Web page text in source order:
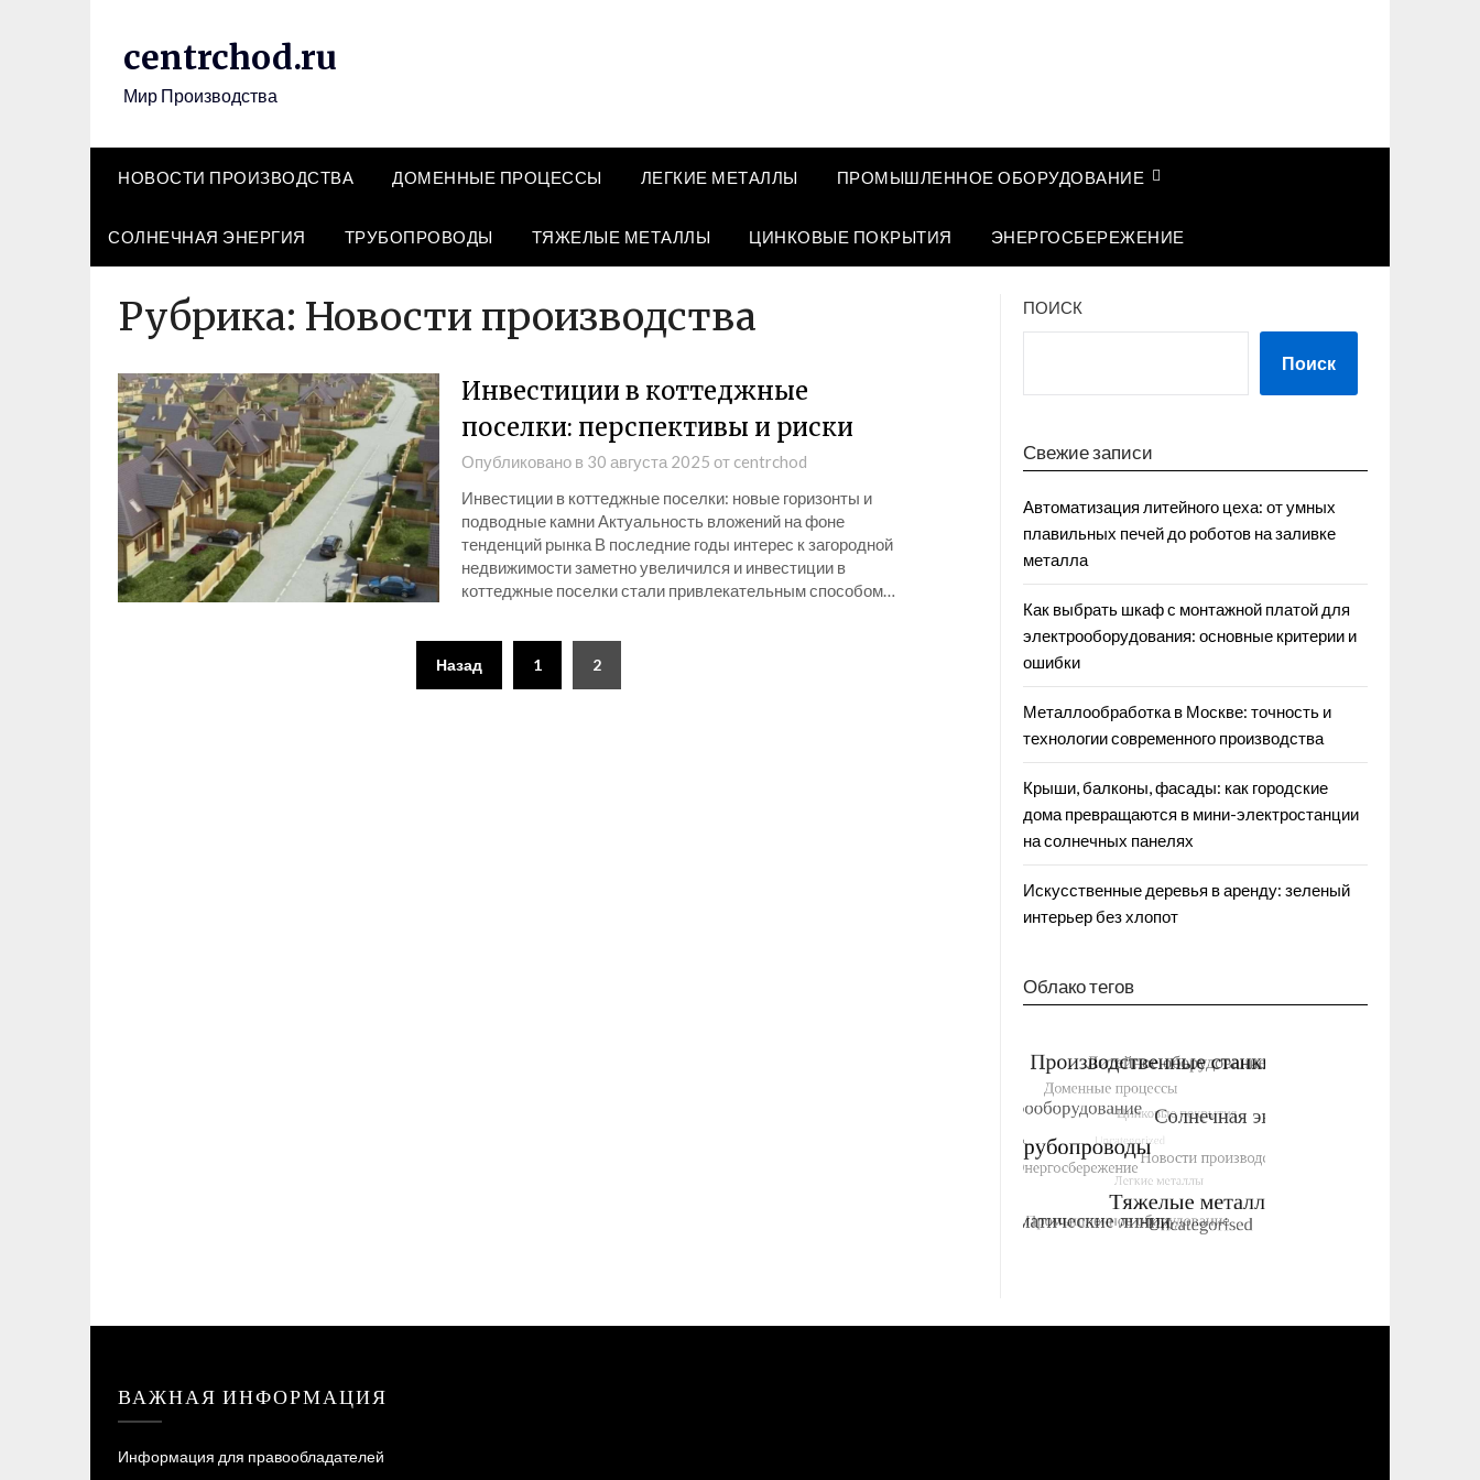
centrchod.ru
Мир Производства
НОВОСТИ ПРОИЗВОДСТВА ДОМЕННЫЕ ПРОЦЕССЫ ЛЕГКИЕ МЕТАЛЛЫ ПРОМЫШЛЕННОЕ ОБОРУДОВАНИЕ
СОЛНЕЧНАЯ ЭНЕРГИЯ ТРУБОПРОВОДЫ ТЯЖЕЛЫЕ МЕТАЛЛЫ ЦИНКОВЫЕ ПОКРЫТИЯ ЭНЕРГОСБЕРЕЖЕНИЕ
Рубрика: Новости производства
Инвестиции в коттеджные
поселки: перспективы и риски
Опубликовано в 30 августа 2025 от centrchod
Инвестиции в коттеджные поселки: новые горизонты и
подводные камни Актуальность вложений на фоне
тенденций рынка В последние годы интерес к загородной
недвижимости заметно увеличился и инвестиции в
коттеджные поселки стали привлекательным способом…
Назад 1 2
ПОИСК
Поиск
Свежие записи
Автоматизация литейного цеха: от умных
плавильных печей до роботов на заливке
металла
Как выбрать шкаф с монтажной платой для
электрооборудования: основные критерии и
ошибки
Металлообработка в Москве: точность и
технологии современного производства
Крыши, балконы, фасады: как городские
дома превращаются в мини-электростанции
на солнечных панелях
Искусственные деревья в аренду: зеленый
интерьер без хлопот
Облако тегов
ВАЖНАЯ ИНФОРМАЦИЯ
Информация для правообладателей